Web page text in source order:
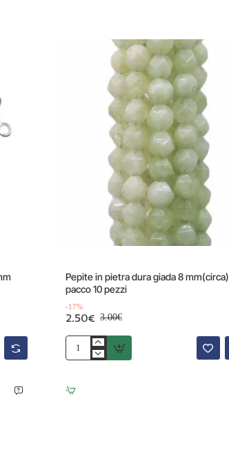
Pepite in pietra dura giada 8 mm(circa)
pacco 10 pezzi
-17%
2.50€ 3.00€
Pepite
in
dura
giada